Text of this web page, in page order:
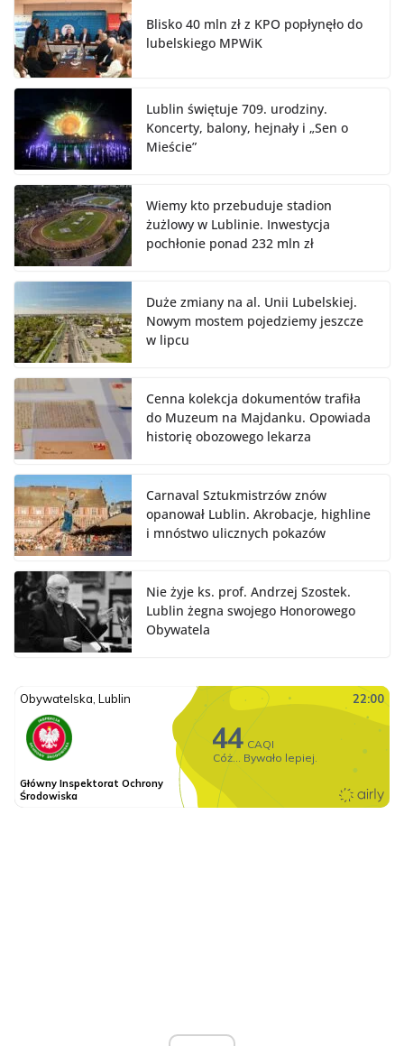
Blisko 40 mln zł z KPO popłynęło do
lubelskiego MPWiK
Lublin świętuje 709. urodziny.
Koncerty, balony, hejnały i „Sen o
Mieście”
Wiemy kto przebuduje stadion
żużlowy w Lublinie. Inwestycja
pochłonie ponad 232 mln zł
Duże zmiany na al. Unii Lubelskiej.
Nowym mostem pojedziemy jeszcze
w lipcu
Cenna kolekcja dokumentów trafiła
do Muzeum na Majdanku. Opowiada
historię obozowego lekarza
Carnaval Sztukmistrzów znów
opanował Lublin. Akrobacje, highline
i mnóstwo ulicznych pokazów
Nie żyje ks. prof. Andrzej Szostek.
Lublin żegna swojego Honorowego
Obywatela